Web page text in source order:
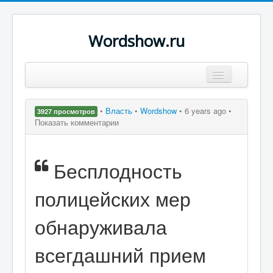
Wordshow.ru
Популярные цитаты
Поиск
3927 просмотров • Власть • Wordshow • 6 years ago •
Показать комментарии
Бесплодность
полицейских мер
обнаруживала
всегдашний прием